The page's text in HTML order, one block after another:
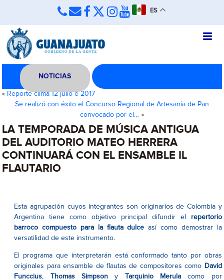
ES
NOTICIAS
« Reporte clima 12 julio e 2017
Se realizó con éxito el Concurso Regional de Artesanía de Pan
convocado por el… »
LA TEMPORADA DE MÚSICA ANTIGUA
DEL AUDITORIO MATEO HERRERA
CONTINUARÁ CON EL ENSAMBLE IL
FLAUTARIO
Esta agrupación cuyos integrantes son originarios de Colombia y
Argentina tiene como objetivo principal difundir el
repertorio
barroco compuesto para la flauta dulce así como demostrar la
versatilidad de este instrumento.
El programa que interpretarán está conformado tanto por obras
originales para ensamble de flautas de compositores como David
Funccius, Thomas Simpson y Tarquinio Merulacomo por